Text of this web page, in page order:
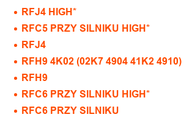
RFJ4 HIGH*
RFC5 PRZY SILNIKU HIGH*
RFJ4
RFH9 4K02 (02K7 4904 41K2 4910)
RFH9
RFC6 PRZY SILNIKU HIGH*
RFC6 PRZY SILNIKU